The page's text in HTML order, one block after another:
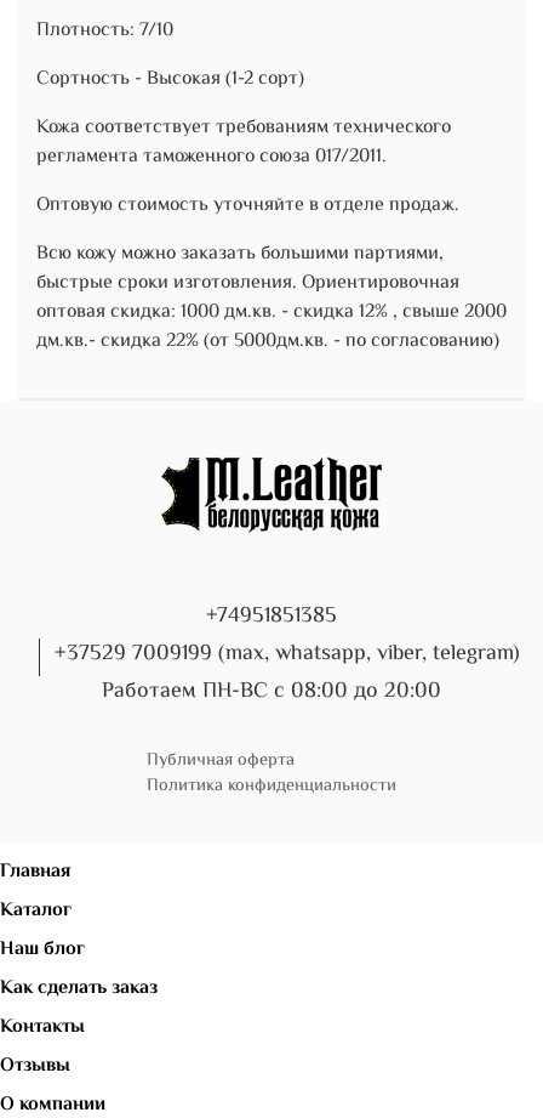
Плотность: 7/10
Сортность - Высокая (1-2 сорт)
Кожа соответствует требованиям технического
регламента таможенного союза 017/2011.
Оптовую стоимость уточняйте в отделе продаж.
Всю кожу можно заказать большими партиями,
быстрые сроки изготовления. Ориентировочная
оптовая скидка: 1000 дм.кв. - скидка 12% , свыше 2000
дм.кв.- скидка 22% (от 5000дм.кв. - по согласованию)
+74951851385
+37529 7009199 (max, whatsapp, viber, telegram)
Работаем ПН-ВС с 08:00 до 20:00
Публичная оферта
Политика конфиденциальности
Главная
Каталог
Наш блог
Как сделать заказ
Контакты
Отзывы
О компании